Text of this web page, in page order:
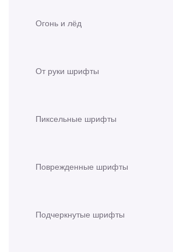
Огонь и лёд
От руки шрифты
Пиксельные шрифты
Поврежденные шрифты
Подчеркнутые шрифты